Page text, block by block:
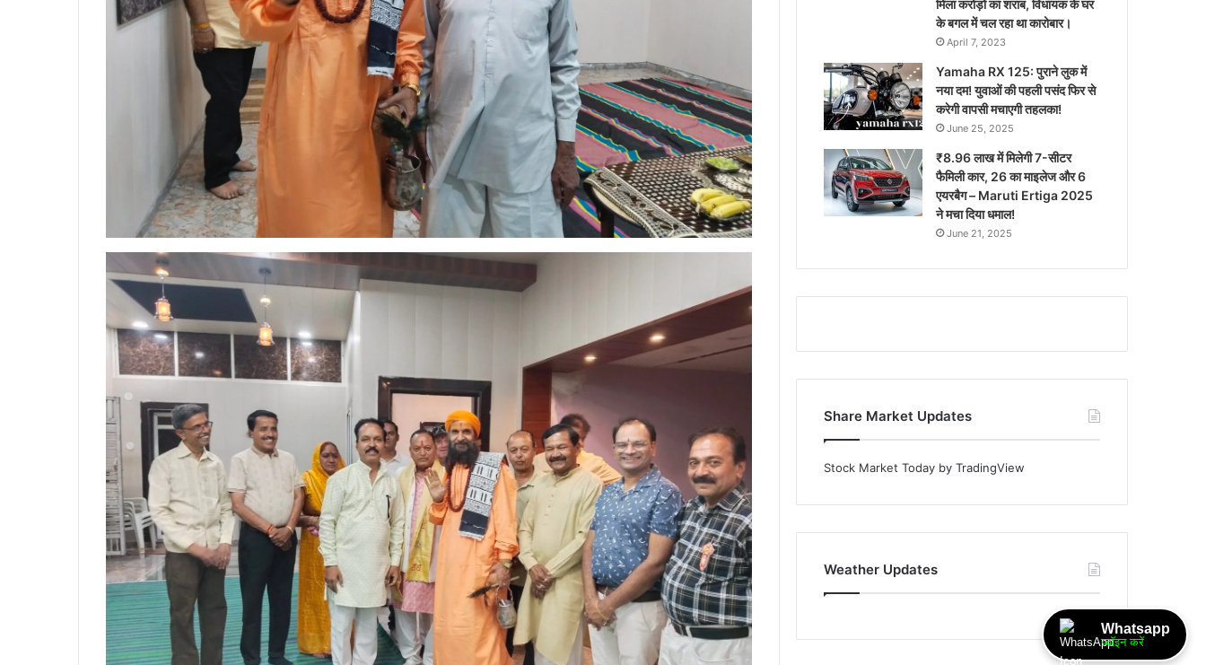
मिला करोड़ों का शराब, विधायक के घर
के बगल में चल रहा था कारोबार।
April 7, 2023
Yamaha RX 125: पुराने लुक में
नया दम! युवाओं की पहली पसंद फिर से
करेगी वापसी मचाएगी तहलका!
June 25, 2025
₹8.96 लाख में मिलेगी 7-सीटर
फैमिली कार, 26 का माइलेज और 6
एयरबैग – Maruti Ertiga 2025
ने मचा दिया धमाल!
June 21, 2025
Share Market Updates
Stock Market Today by TradingView
Weather Updates
Whatsapp
ज्वॉइन करें